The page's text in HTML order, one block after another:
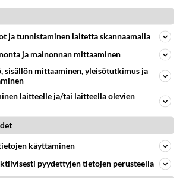
Kommentoi
16:57:44
18:12:15
ja tunnistaminen laitetta skannaamalla
ja mainonnan mittaaminen
sisällön mittaaminen, yleisötutkimus ja
laitteelle ja/tai laitteella olevien
käyttäminen
pyydettyjen tietojen perusteella